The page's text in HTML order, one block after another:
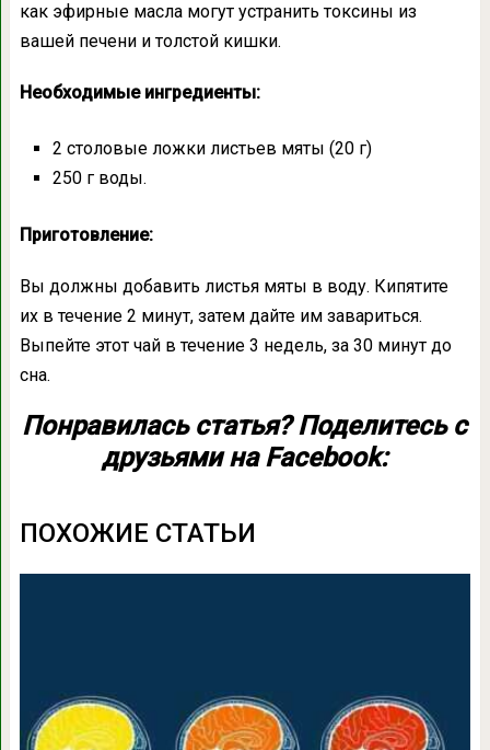
как эфирные масла могут устранить токсины из
вашей печени и толстой кишки.
Необходимые ингредиенты:
2 столовые ложки листьев мяты (20 г)
250 г воды.
Приготовление:
Вы должны добавить листья мяты в воду. Кипятите
их в течение 2 минут, затем дайте им завариться.
Выпейте этот чай в течение 3 недель, за 30 минут до
сна.
Понравилась статья? Поделитесь с
друзьями на Facebook:
ПОХОЖИЕ СТАТЬИ